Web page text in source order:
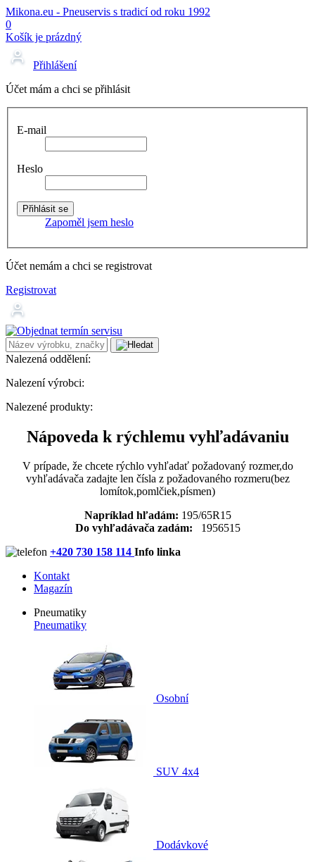
Mikona.eu - Pneuservis s tradicí od roku 1992
0
Košík je prázdný
Přihlášení
Účet mám a chci se přihlásit
E-mail
Heslo
Zapoměl jsem heslo
Účet nemám a chci se registrovat
Registrovat
Nalezená oddělení:
Nalezení výrobci:
Nalezené produkty:
Nápoveda k rýchlemu vyhľadávaniu
V prípade, že chcete rýchlo vyhľadať požadovaný rozmer,do
vyhľadávača zadajte len čísla z požadovaného rozmeru(bez
lomítok,pomlčiek,písmen)
Napríklad hľadám: 195/65R15
Do vyhľadávača zadám: 1956515
+420 730 158 114 Info linka
Kontakt
Magazín
Pneumatiky
Pneumatiky
Osobní
SUV 4x4
Dodávkové